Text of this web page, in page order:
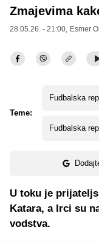
Zmajevima
28.05.26. - 21:00, Esmer
Teme:
Fudbalska
Fudbalska
U toku je
Katara, a Irci su
vodstva.